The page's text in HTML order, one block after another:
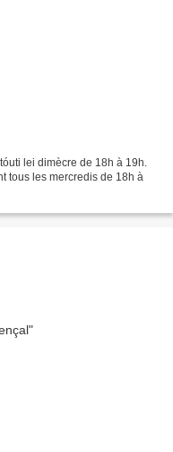
lei dimècre de 18h à 19h.
tous les mercredis de 18h à